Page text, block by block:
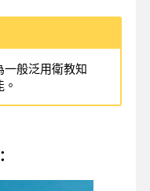
一般泛用衛教知